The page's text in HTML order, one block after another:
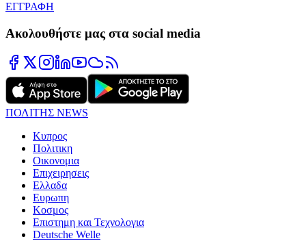
ΕΓΓΡΑΦΗ
Ακολουθήστε μας στα social media
ΠΟΛΙΤΗΣ NEWS
Κυπρος
Πολιτικη
Οικονομια
Επιχειρησεις
Ελλαδα
Ευρωπη
Κοσμος
Επιστημη και Τεχνολογια
Deutsche Welle